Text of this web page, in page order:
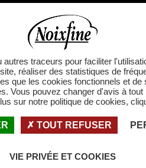
Accueil
traceurs pour faciliter
réaliser des statistiques de
que les cookies fonctionnels et de
Vous pouvez changer d'avis à
sur notre politique de cookies,
TOUT REFUSER
VIE PRIVÉE ET COOKIES